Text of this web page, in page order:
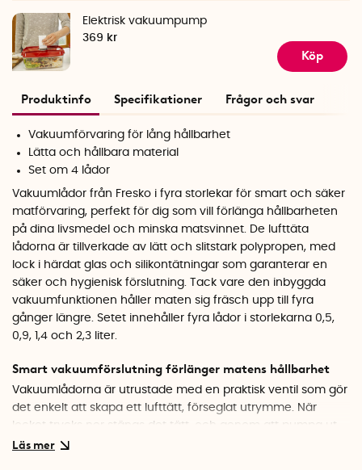
Elektrisk vakuumpump
369 kr
Köp
Produktinfo Specifikationer Frågor och svar
Vakuumförvaring för lång hållbarhet
Lätta och hållbara material
Set om 4 lådor
Vakuumlådor från Fresko i fyra storlekar för smart och säker
matförvaring, perfekt för dig som vill förlänga hållbarheten
på dina livsmedel och minska matsvinnet. De lufttäta
lådorna är tillverkade av lätt och slitstark polypropen, med
lock i härdat glas och silikontätningar som garanterar en
säker och hygienisk förslutning. Tack vare den inbyggda
vakuumfunktionen håller maten sig fräsch upp till fyra
gånger längre. Setet innehåller fyra lådor i storlekarna 0,5,
0,9, 1,4 och 2,3 liter.
Smart vakuumförslutning förlänger matens hållbarhet
Vakuumlådorna är utrustade med en praktisk ventil som gör
det enkelt att skapa ett lufttätt, förseglat utrymme. När
locket trycks ner stängs det tätt, och genom att pumpa ut
luften skapas ett vakuum som håller maten fräsch upp till